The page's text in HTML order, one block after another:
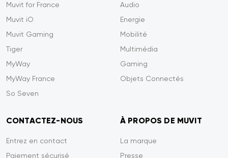
Muvit for France
Muvit iO
Muvit Gaming
Tiger
MyWay
MyWay France
So Seven
Audio
Energie
Mobilité
Multimédia
Gaming
Objets Connectés
CONTACTEZ-NOUS
Entrez en contact
Paiement sécurisé
À PROPOS DE MUVIT
La marque
Presse